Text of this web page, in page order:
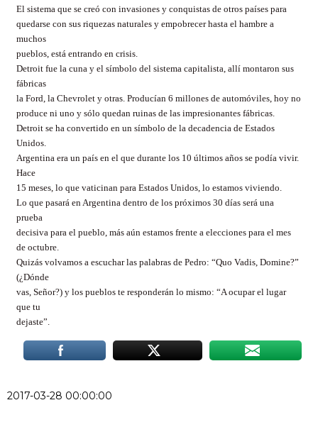
El sistema que se creó con invasiones y conquistas de otros países para
quedarse con sus riquezas naturales y empobrecer hasta el hambre a
muchos
pueblos, está entrando en crisis.
Detroit fue la cuna y el símbolo del sistema capitalista, allí montaron sus
fábricas
la Ford, la Chevrolet y otras. Producían 6 millones de automóviles, hoy no
produce ni uno y sólo quedan ruinas de las impresionantes fábricas.
Detroit se ha convertido en un símbolo de la decadencia de Estados
Unidos.
Argentina era un país en el que durante los 10 últimos años se podía vivir.
Hace
15 meses, lo que vaticinan para Estados Unidos, lo estamos viviendo.
Lo que pasará en Argentina dentro de los próximos 30 días será una
prueba
decisiva para el pueblo, más aún estamos frente a elecciones para el mes
de octubre.
Quizás volvamos a escuchar las palabras de Pedro: “Quo Vadis, Domine?”
(¿Dónde
vas, Señor?) y los pueblos te responderán lo mismo: “A ocupar el lugar
que tu
dejaste”.
2017-03-28 00:00:00